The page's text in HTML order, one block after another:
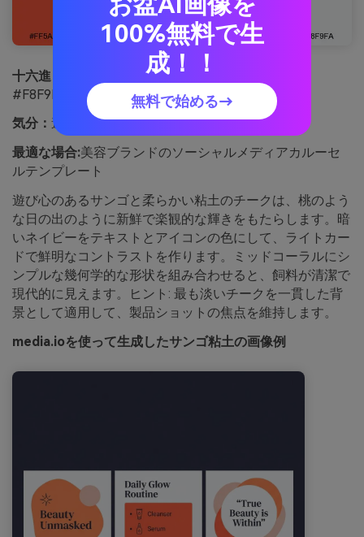
十六進：
#FF5A3D #FF8A5B #FFD6C0 #2B2D42
#F8F9FA
気分： 遊び心、モダン、フレンドリー
最適な場合:美容ブランドのソーシャルメディアカルーセ
ルテンプレート
遊び心のあるサンゴと柔らかい粘土のチークは、桃のよう
な日の出のように新鮮で楽観的な輝きをもたらします。暗
いネイビーをテキストとアイコンの色にして、ライトカー
ドで鮮明なコントラストを作ります。ミッドコーラルにシ
ンプルな幾何学的な形状を組み合わせると、飼料が清潔で
現代的に見えます。ヒント: 最も淡いチークを一貫した背
景として適用して、製品ショットの焦点を維持します。
media.ioを使って生成したサンゴ粘土の画像例
100%無料で生
成！！
無料で始める→